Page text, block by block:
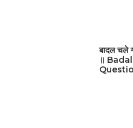
बादल
॥